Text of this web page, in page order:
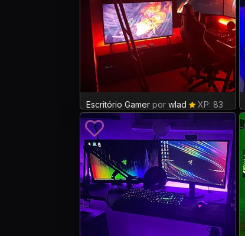
Escritório Gamerpor wlad XP: 83